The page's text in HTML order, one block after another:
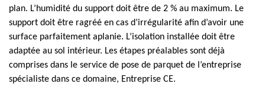
plan. L’humidité du support doit être de 2 % au maximum. Le
support doit être ragréé en cas d’irrégularité afin d’avoir une
surface parfaitement aplanie. L’isolation installée doit être
adaptée au sol intérieur. Les étapes préalables sont déjà
comprises dans le service de pose de parquet de l’entreprise
spécialiste dans ce domaine, Entreprise CE.